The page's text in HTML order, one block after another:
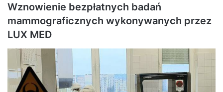
Wznowienie bezpłatnych badań
mammograficznych wykonywanych przez
LUX MED